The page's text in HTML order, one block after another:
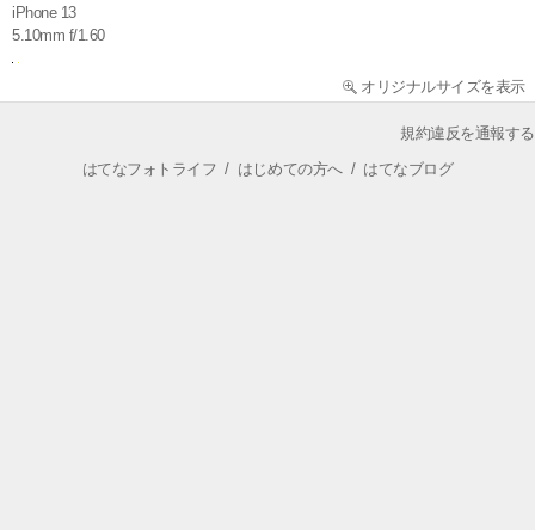
iPhone 13
5.10mm f/1.60
オリジナルサイズを表示
規約違反を通報する
はてなフォトライフ / はじめての方へ/ はてなブログ